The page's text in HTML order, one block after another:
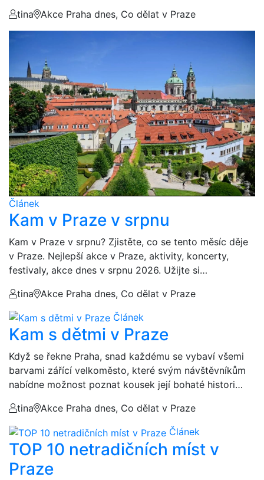
tina
Akce Praha dnes, Co dělat v Praze
Článek
Kam v Praze v srpnu
Kam v Praze v srpnu? Zjistěte, co se tento měsíc děje
v Praze. Nejlepší akce v Praze, aktivity, koncerty,
festivaly, akce dnes v srpnu 2026. Užijte si…
tina
Akce Praha dnes, Co dělat v Praze
Článek
Kam s dětmi v Praze
Když se řekne Praha, snad každému se vybaví všemi
barvami zářící velkoměsto, které svým návštěvníkům
nabídne možnost poznat kousek její bohaté histori…
tina
Akce Praha dnes, Co dělat v Praze
Článek
TOP 10 netradičních míst v
Praze